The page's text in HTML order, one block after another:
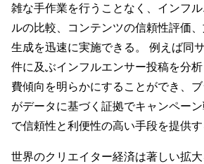
雑な手作業を行うことなく、インフ
ルの比較、コンテンツの信頼性評価
生成を迅速に実施できる。 例えば同
件に及ぶインフルエンサー投稿を分
費傾向を明らかにすることができ、
がデータに基づく証拠でキャンペー
で信頼性と利便性の高い手段を提供す
世界のクリエイター経済は著しい拡